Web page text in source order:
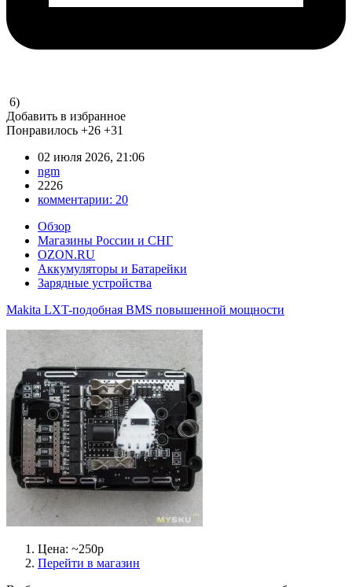
6)
Добавить в избранное
Понравилось +26 +31
02 июля 2026, 21:06
ngm
2226
комментарии: 20
Обзор
Магазины России и СНГ
OZON.RU
Аккумуляторы и Батарейки
Зарядные устройства
Makita LXT-подобная BMS повышенной мощности
Цена: ~250р
Перейти в магазин